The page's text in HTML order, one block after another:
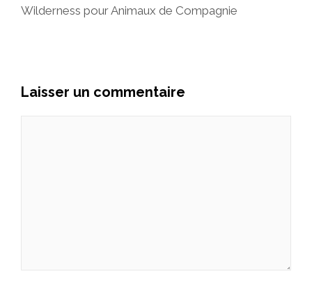
Wilderness pour Animaux de Compagnie
Laisser un commentaire